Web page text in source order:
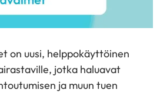
on uusi, helppokäyttöinen
jotka haluavat
ja muun tuen